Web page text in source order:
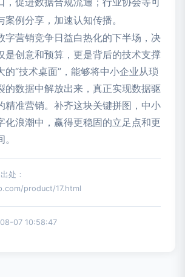
例分享，加速认知传播。
字营销竞争日益白热化的下半场，决
是创意和预算，更是背后的技术支撑
的“技术桌面”，能够将中小企业从琐
的数据中解放出来，真正实现数据驱
精准营销。补齐这块关键拼图，中小
化浪潮中，赢得更稳固的立足点和更
处：
product/17.html
07 10:58:47